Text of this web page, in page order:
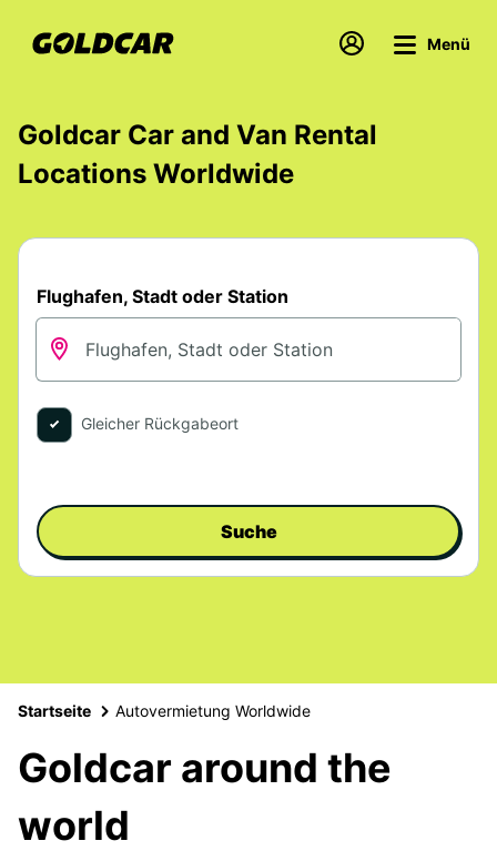
Menü
Goldcar Car and Van Rental
Locations Worldwide
Flughafen, Stadt oder Station
Gleicher Rückgabeort
Suche
Startseite Autovermietung Worldwide
Goldcar around the
world